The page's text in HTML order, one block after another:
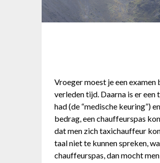
Vroeger moest je een
verleden tijd. Daarna is er
had (de “medische keuring”)
bedrag, een chauffeurspas
dat men zich taxichauffeur
taal niet te kunnen spreken,
chauffeurspas, dan mocht